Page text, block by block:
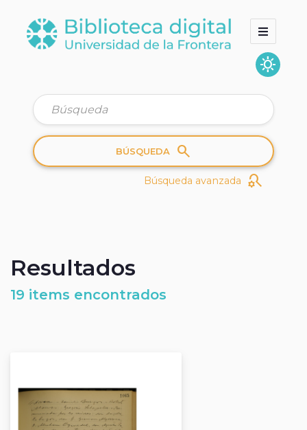
sunny
Colecciones
Quienes somos
BÚSQUEDA search
Búsqueda avanzada search_gear
Resultados
19 items encontrados